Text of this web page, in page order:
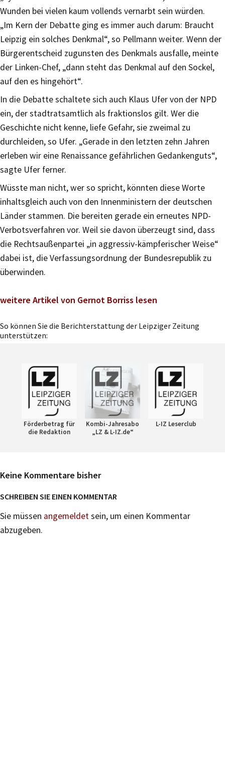
Wunden bei vielen kaum vollends vernarbt sein würden.
„Im Kern der Debatte ging es immer auch darum: Braucht
Leipzig ein solches Denkmal“, so Pellmann weiter. Wenn der
Bürgerentscheid zugunsten des Denkmals ausfalle, meinte
der Linken-Chef, „dann steht das Denkmal auf den Sockel,
auf den es hingehört“.
In die Debatte schaltete sich auch Klaus Ufer von der NPD
ein, der stadtratsamtlich als fraktionslos gilt. Wer die
Geschichte nicht kenne, liefe Gefahr, sie zweimal zu
durchleiden, so Ufer. „Gerade in den letzten zehn Jahren
erleben wir eine Renaissance gefährlichen Gedankenguts“,
sagte Ufer ferner.
Wüsste man nicht, wer so spricht, könnten diese Worte
inhaltsgleich auch von den Innenministern der deutschen
Länder stammen. Die bereiten gerade ein erneutes NPD-
Verbotsverfahren vor. Weil sie davon überzeugt sind, dass
die Rechtsaußenpartei „in aggressiv-kämpferischer Weise“
dabei ist, die Verfassungsordnung der Bundesrepublik zu
überwinden.
weitere Artikel von Gernot Borriss lesen
So können Sie die Berichterstattung der Leipziger Zeitung
unterstützen:
Förderbetrag für
die Redaktion
Kombi-Jahresabo
„LZ & L-IZ.de“
L-IZ Leserclub
Keine Kommentare bisher
SCHREIBEN SIE EINEN KOMMENTAR
Sie müssen angemeldetsein, um einen Kommentar
abzugeben.